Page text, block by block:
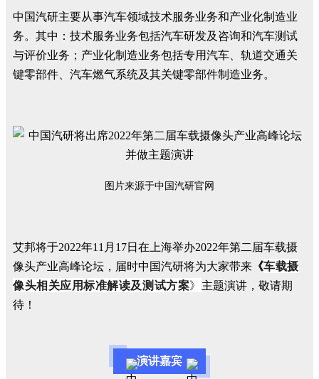
中国汽研主要从事汽车领域技术服务业务和产业化制造业
务。其中：技术服务业务包括汽车研发及咨询和汽车测试
与评价业务；产业化制造业务包括专用汽车、轨道交通关
键零部件、汽车燃气系统及其关键零部件制造业务。
图片来源于中国汽研官网
艾邦将于2022年11月17日在上海举办2022年第二届车载摄
像头产业高峰论坛，届时中国汽研将为大家带来 《车载摄
像头相关应用标准解读及测试方案》
主题演讲，敬请期
待！
演讲嘉宾